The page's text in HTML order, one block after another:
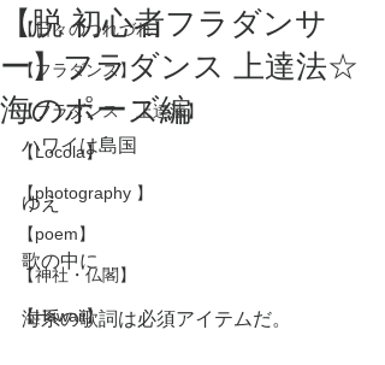
【日々のつれづれ】
【フラダンス】
【フラダンス 上達法】
【Locola】
【photography 】
【poem】
【神社・仏閣】
【Hawaii】
【脱 初心者フラダンサ
ー】フラダンス 上達法☆
海のポーズ編
ハワイは島国
ゆえ
歌の中に
海系の歌詞は必須アイテムだ。